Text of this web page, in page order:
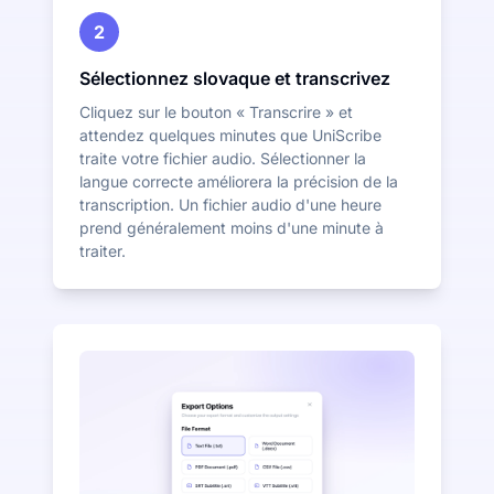
2
Sélectionnez slovaque et transcrivez
Cliquez sur le bouton « Transcrire » et
attendez quelques minutes que UniScribe
traite votre fichier audio. Sélectionner la
langue correcte améliorera la précision de la
transcription. Un fichier audio d'une heure
prend généralement moins d'une minute à
traiter.